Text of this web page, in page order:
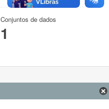
Conjuntos de dados
1